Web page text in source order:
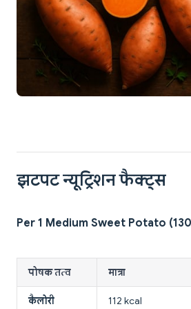
झटपट न्यूट्रिशन फैक्ट्स
Per 1 Medium Sweet Potato
पोषक तत्व मात्रा
कैलोरी 112 kcal